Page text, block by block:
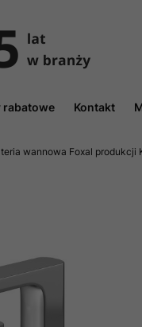
rabatowe Kontakt
wannowa Foxal produkcji